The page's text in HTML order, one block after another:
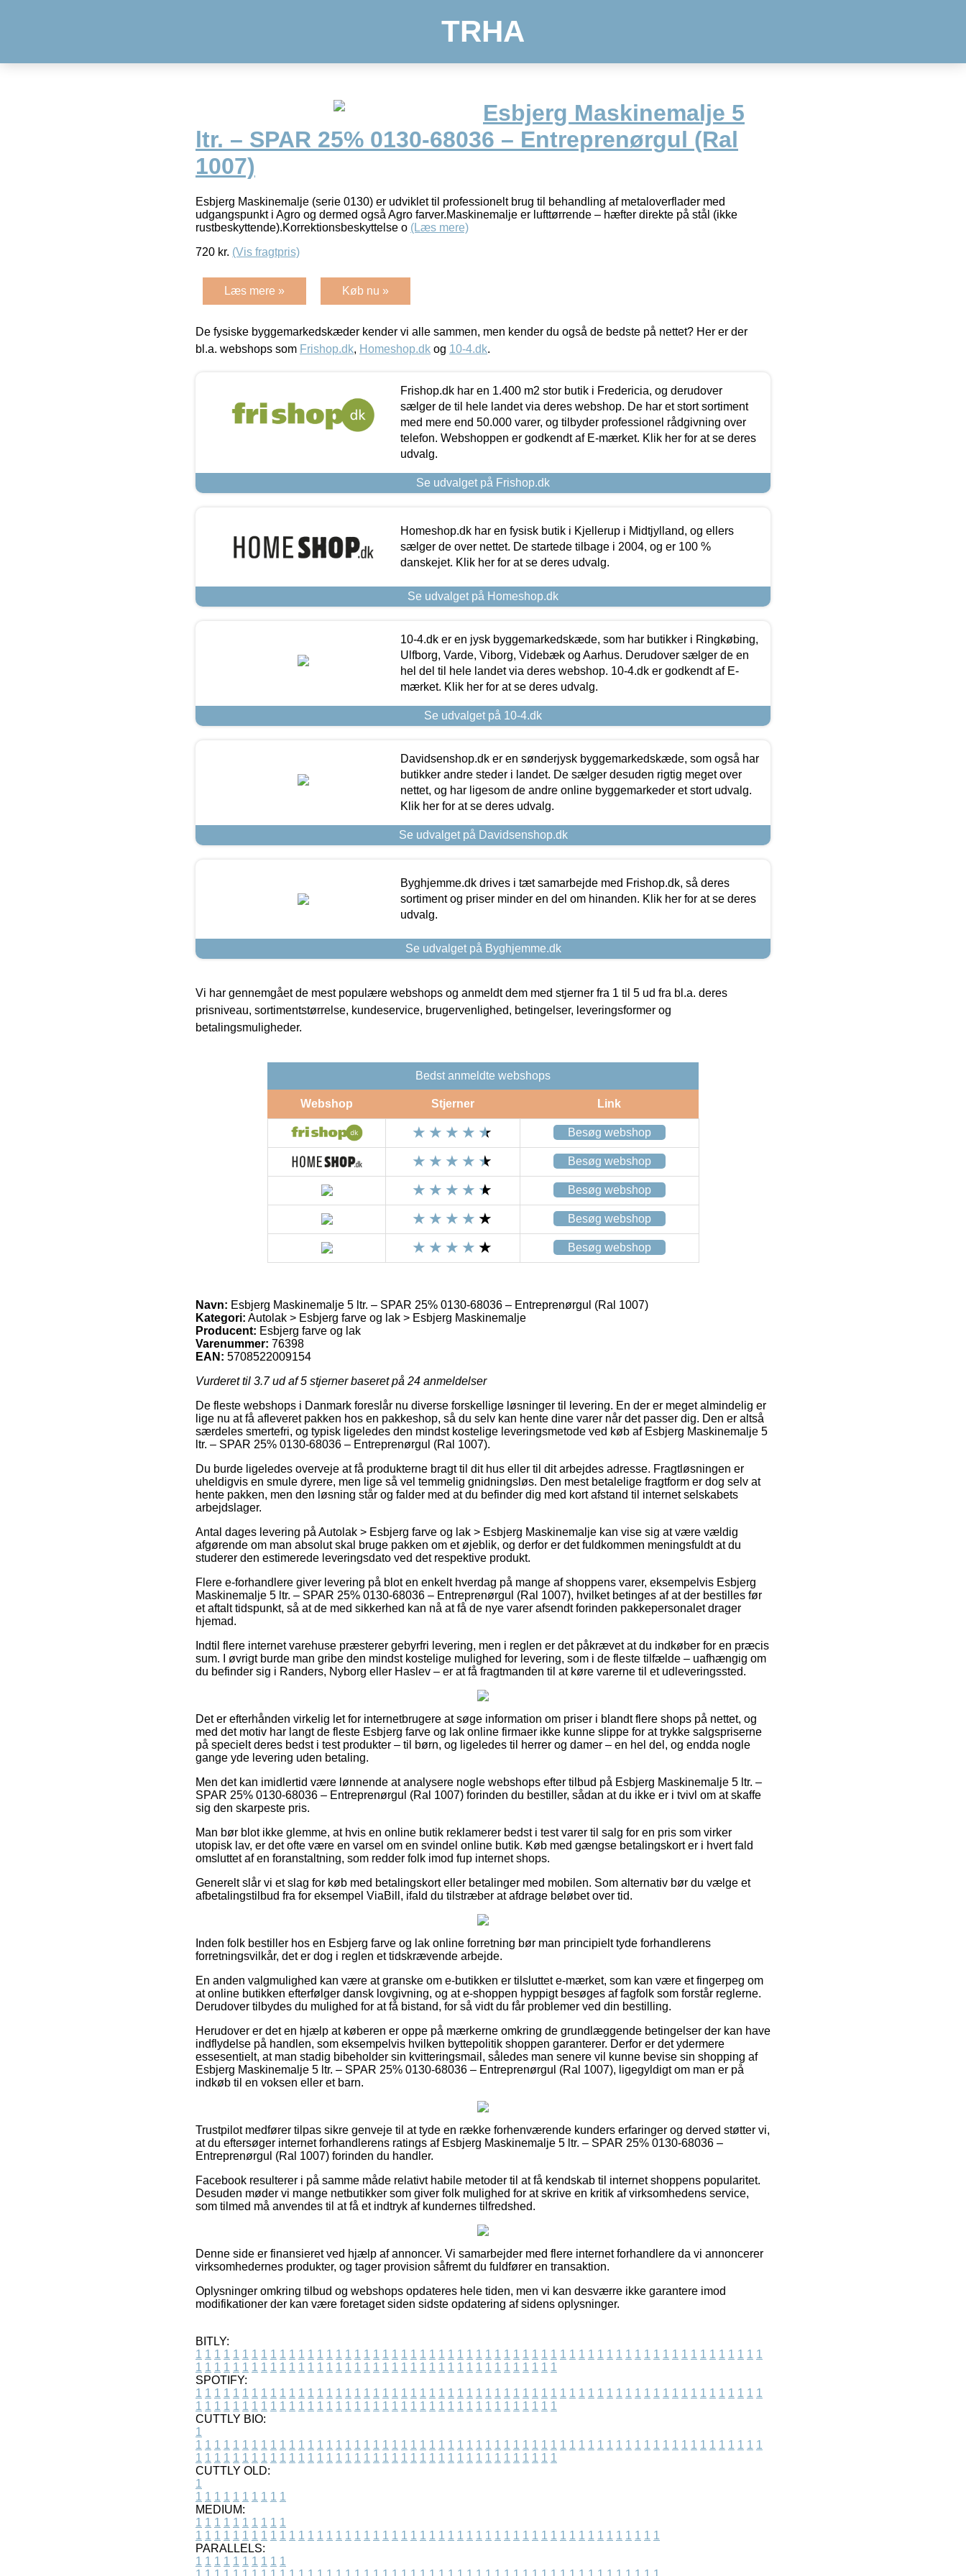
TRHA
Esbjerg Maskinemalje 5
ltr. – SPAR 25% 0130-68036 – Entreprenørgul (Ral
1007)
Esbjerg Maskinemalje (serie 0130) er udviklet til professionelt brug til behandling af metaloverflader med
udgangspunkt i Agro og dermed også Agro farver.Maskinemalje er lufttørrende – hæfter direkte på stål (ikke
rustbeskyttende).Korrektionsbeskyttelse o (Læs mere)
720 kr. (Vis fragtpris)
Læs mere » Køb nu »
De fysiske byggemarkedskæder kender vi alle sammen, men kender du også de bedste på nettet? Her er der
bl.a. webshops som Frishop.dk, Homeshop.dk og 10-4.dk.
Frishop.dk har en 1.400 m2 stor butik i Fredericia, og derudover
sælger de til hele landet via deres webshop. De har et stort sortiment
med mere end 50.000 varer, og tilbyder professionel rådgivning over
telefon. Webshoppen er godkendt af E-mærket. Klik her for at se deres
udvalg.
Se udvalget på Frishop.dk
Homeshop.dk har en fysisk butik i Kjellerup i Midtjylland, og ellers
sælger de over nettet. De startede tilbage i 2004, og er 100 %
danskejet. Klik her for at se deres udvalg.
Se udvalget på Homeshop.dk
10-4.dk er en jysk byggemarkedskæde, som har butikker i Ringkøbing,
Ulfborg, Varde, Viborg, Videbæk og Aarhus. Derudover sælger de en
hel del til hele landet via deres webshop. 10-4.dk er godkendt af E-
mærket. Klik her for at se deres udvalg.
Se udvalget på 10-4.dk
Davidsenshop.dk er en sønderjysk byggemarkedskæde, som også har
butikker andre steder i landet. De sælger desuden rigtig meget over
nettet, og har ligesom de andre online byggemarkeder et stort udvalg.
Klik her for at se deres udvalg.
Se udvalget på Davidsenshop.dk
Byghjemme.dk drives i tæt samarbejde med Frishop.dk, så deres
sortiment og priser minder en del om hinanden. Klik her for at se deres
udvalg.
Se udvalget på Byghjemme.dk
Vi har gennemgået de mest populære webshops og anmeldt dem med stjerner fra 1 til 5 ud fra bl.a. deres
prisniveau, sortimentstørrelse, kundeservice, brugervenlighed, betingelser, leveringsformer og
betalingsmuligheder.
Bedst anmeldte webshops
Webshop Stjerner Link
Besøg webshop
Besøg webshop
Besøg webshop
Besøg webshop
Besøg webshop
Navn: Esbjerg Maskinemalje 5 ltr. – SPAR 25% 0130-68036 – Entreprenørgul (Ral 1007)
Kategori: Autolak > Esbjerg farve og lak > Esbjerg Maskinemalje
Producent: Esbjerg farve og lak
Varenummer: 76398
EAN: 5708522009154
Vurderet til 3.7ud af 5 stjerner baseret på 24 anmeldelser
De fleste webshops i Danmark foreslår nu diverse forskellige løsninger til levering. En der er meget almindelig er
lige nu at få afleveret pakken hos en pakkeshop, så du selv kan hente dine varer når det passer dig. Den er altså
særdeles smertefri, og typisk ligeledes den mindst kostelige leveringsmetode ved køb af Esbjerg Maskinemalje 5
ltr. – SPAR 25% 0130-68036 – Entreprenørgul (Ral 1007).
Du burde ligeledes overveje at få produkterne bragt til dit hus eller til dit arbejdes adresse. Fragtløsningen er
uheldigvis en smule dyrere, men lige så vel temmelig gnidningsløs. Den mest betalelige fragtform er dog selv at
hente pakken, men den løsning står og falder med at du befinder dig med kort afstand til internet selskabets
arbejdslager.
Antal dages levering på Autolak > Esbjerg farve og lak > Esbjerg Maskinemalje kan vise sig at være vældig
afgørende om man absolut skal bruge pakken om et øjeblik, og derfor er det fuldkommen meningsfuldt at du
studerer den estimerede leveringsdato ved det respektive produkt.
Flere e-forhandlere giver levering på blot en enkelt hverdag på mange af shoppens varer, eksempelvis Esbjerg
Maskinemalje 5 ltr. – SPAR 25% 0130-68036 – Entreprenørgul (Ral 1007), hvilket betinges af at der bestilles før
et aftalt tidspunkt, så at de med sikkerhed kan nå at få de nye varer afsendt forinden pakkepersonalet drager
hjemad.
Indtil flere internet varehuse præsterer gebyrfri levering, men i reglen er det påkrævet at du indkøber for en præcis
sum. I øvrigt burde man gribe den mindst kostelige mulighed for levering, som i de fleste tilfælde – uafhængig om
du befinder sig i Randers, Nyborg eller Haslev – er at få fragtmanden til at køre varerne til et udleveringssted.
Det er efterhånden virkelig let for internetbrugere at søge information om priser i blandt flere shops på nettet, og
med det motiv har langt de fleste Esbjerg farve og lak online firmaer ikke kunne slippe for at trykke salgspriserne
på specielt deres bedst i test produkter – til børn, og ligeledes til herrer og damer – en hel del, og endda nogle
gange yde levering uden betaling.
Men det kan imidlertid være lønnende at analysere nogle webshops efter tilbud på Esbjerg Maskinemalje 5 ltr. –
SPAR 25% 0130-68036 – Entreprenørgul (Ral 1007) forinden du bestiller, sådan at du ikke er i tvivl om at skaffe
sig den skarpeste pris.
Man bør blot ikke glemme, at hvis en online butik reklamerer bedst i test varer til salg for en pris som virker
utopisk lav, er det ofte være en varsel om en svindel online butik. Køb med gængse betalingskort er i hvert fald
omsluttet af en foranstaltning, som redder folk imod fup internet shops.
Generelt slår vi et slag for køb med betalingskort eller betalinger med mobilen. Som alternativ bør du vælge et
afbetalingstilbud fra for eksempel ViaBill, ifald du tilstræber at afdrage beløbet over tid.
Inden folk bestiller hos en Esbjerg farve og lak online forretning bør man principielt tyde forhandlerens
forretningsvilkår, det er dog i reglen et tidskrævende arbejde.
En anden valgmulighed kan være at granske om e-butikken er tilsluttet e-mærket, som kan være et fingerpeg om
at online butikken efterfølger dansk lovgivning, og at e-shoppen hyppigt besøges af fagfolk som forstår reglerne.
Derudover tilbydes du mulighed for at få bistand, for så vidt du får problemer ved din bestilling.
Herudover er det en hjælp at køberen er oppe på mærkerne omkring de grundlæggende betingelser der kan have
indflydelse på handlen, som eksempelvis hvilken byttepolitik shoppen garanterer. Derfor er det ydermere
essesentielt, at man stadig bibeholder sin kvitteringsmail, således man senere vil kunne bevise sin shopping af
Esbjerg Maskinemalje 5 ltr. – SPAR 25% 0130-68036 – Entreprenørgul (Ral 1007), ligegyldigt om man er på
indkøb til en voksen eller et barn.
Trustpilot medfører tilpas sikre genveje til at tyde en række forhenværende kunders erfaringer og derved støtter vi,
at du eftersøger internet forhandlerens ratings af Esbjerg Maskinemalje 5 ltr. – SPAR 25% 0130-68036 –
Entreprenørgul (Ral 1007) forinden du handler.
Facebook resulterer i på samme måde relativt habile metoder til at få kendskab til internet shoppens popularitet.
Desuden møder vi mange netbutikker som giver folk mulighed for at skrive en kritik af virksomhedens service,
som tilmed må anvendes til at få et indtryk af kundernes tilfredshed.
Denne side er finansieret ved hjælp af annoncer. Vi samarbejder med flere internet forhandlere da vi annoncerer
virksomhedernes produkter, og tager provision såfremt du fuldfører en transaktion.
Oplysninger omkring tilbud og webshops opdateres hele tiden, men vi kan desværre ikke garantere imod
modifikationer der kan være foretaget siden sidste opdatering af sidens oplysninger.
BITLY:
1 1 1 1 1 1 1 1 1 1 1 1 1 1 1 1 1 1 1 1 1 1 1 1 1 1 1 1 1 1 1 1 1 1 1 1 1 1 1 1 1 1 1 1 1 1 1 1 1 1 1 1 1 1 1 1 1 1 1 1 1
1 1 1 1 1 1 1 1 1 1 1 1 1 1 1 1 1 1 1 1 1 1 1 1 1 1 1 1 1 1 1 1 1 1 1 1 1 1 1
SPOTIFY:
1 1 1 1 1 1 1 1 1 1 1 1 1 1 1 1 1 1 1 1 1 1 1 1 1 1 1 1 1 1 1 1 1 1 1 1 1 1 1 1 1 1 1 1 1 1 1 1 1 1 1 1 1 1 1 1 1 1 1 1 1
1 1 1 1 1 1 1 1 1 1 1 1 1 1 1 1 1 1 1 1 1 1 1 1 1 1 1 1 1 1 1 1 1 1 1 1 1 1 1
CUTTLY BIO:
1
1 1 1 1 1 1 1 1 1 1 1 1 1 1 1 1 1 1 1 1 1 1 1 1 1 1 1 1 1 1 1 1 1 1 1 1 1 1 1 1 1 1 1 1 1 1 1 1 1 1 1 1 1 1 1 1 1 1 1 1 1
1 1 1 1 1 1 1 1 1 1 1 1 1 1 1 1 1 1 1 1 1 1 1 1 1 1 1 1 1 1 1 1 1 1 1 1 1 1 1
CUTTLY OLD:
1
1 1 1 1 1 1 1 1 1 1
MEDIUM:
1 1 1 1 1 1 1 1 1 1
1 1 1 1 1 1 1 1 1 1 1 1 1 1 1 1 1 1 1 1 1 1 1 1 1 1 1 1 1 1 1 1 1 1 1 1 1 1 1 1 1 1 1 1 1 1 1 1 1 1
PARALLELS:
1 1 1 1 1 1 1 1 1 1